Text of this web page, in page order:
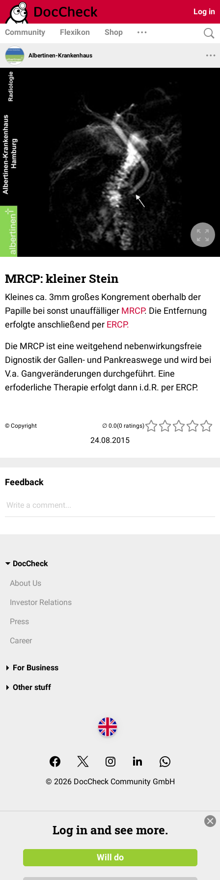
Log in
Community Flexikon Shop
Albertinen-Krankenhaus
MRCP: kleiner Stein
Kleines ca. 3mm großes Kongrement oberhalb der
Papille bei sonst unauffälliger MRCP. Die Entfernung
erfolgte anschließend per ERCP.
Die MRCP ist eine weitgehend nebenwirkungsfreie
Dignostik der Gallen- und Pankreaswege und wird bei
V.a. Gangveränderungen durchgeführt. Eine
erfoderliche Therapie erfolgt dann i.d.R. per ERCP.
© Copyright
24.08.2015
(0 ratings)
Feedback
Write a comment...
DocCheck
About Us
Investor Relations
Press
Career
For Business
Other stuff
© 2026 DocCheck Community GmbH
Log in and see more.
Will do